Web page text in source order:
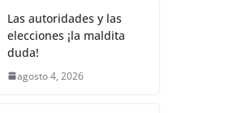
p
p
n
k
a
m
Las autoridades y las
elecciones ¡la maldita
duda!
agosto 4, 2026